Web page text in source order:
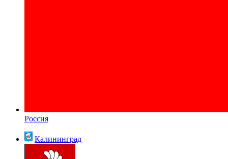
Россия
Калининград